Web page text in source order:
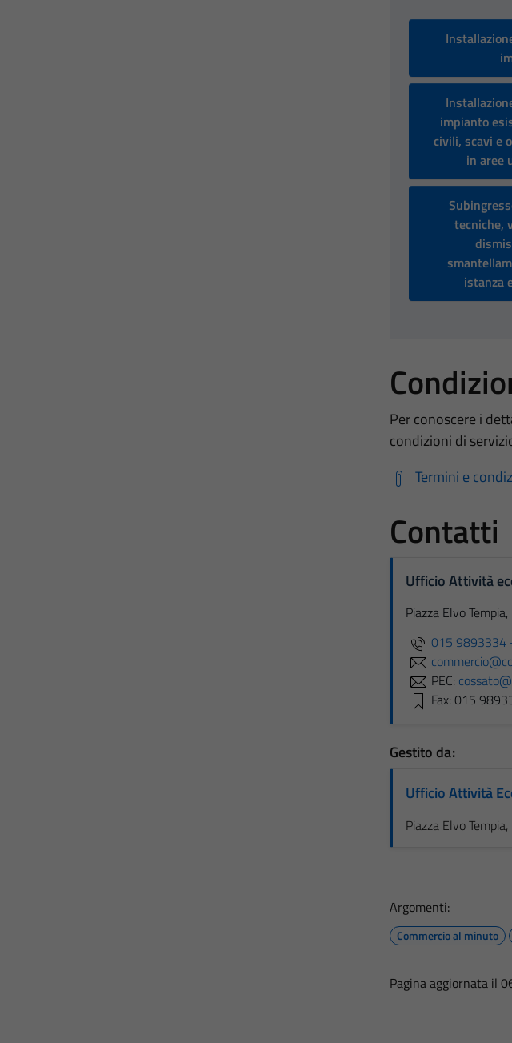
impianto
civili, scavi e
in aree
tecniche,
istanza
Per conoscere i
condizioni di
Termini e
Contatti
Ufficio Attività
Piazza Elvo
015 9893334
PEC:
Fax: 015
Gestito da:
Ufficio Attività
Piazza Elvo
Argomenti:
Commercio al minuto
Pagina aggiornata il